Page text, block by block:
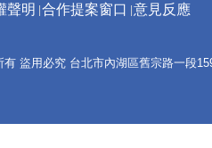
聲明 合作提案窗口 意見反應
盜用必究 台北市內湖區舊宗路一段